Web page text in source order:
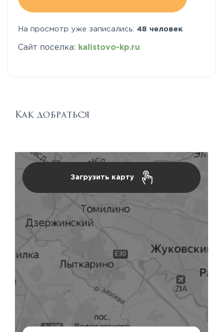
На просмотр уже записались: 48 человек
Сайт поселка: kalistovo-kp.ru
Как добраться
Загрузить карту